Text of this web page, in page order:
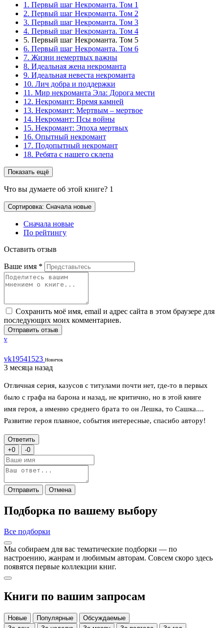
1. Первый шаг Некроманта. Том 1
2. Первый шаг Некроманта. Том 2
3. Первый шаг Некроманта. Том 3
4. Первый шаг Некроманта. Том 4
5. Первый шаг Некроманта. Том 5
6. Первый шаг Некроманта. Том 6
7. Жизни немертвых важны
8. Идеальная жена некроманта
9. Идеальная невеста некроманта
10. Лич добра и поддержки
11. Мир некроманта Эла: Дорога мести
12. Некромант: Время камней
13. Некромант: Мертвым – мертвое
14. Некромант: Псы войны
15. Некромант: Эпоха мертвых
16. Опытный некромант
17. Подопытный некромант
18. Ребята с нашего склепа
Показать ещё
Что вы думаете об этой книге? 1
Сортировка: Сначала новые
Сначала новые
По рейтингу
Оставить отзыв
Ваше имя *
Сохранить моё имя, email и адрес сайта в этом браузере для
последующих моих комментариев.
Отправить отзыв
v
vk19541523 Новичок
3 месяца назад
Отличная серия, казусов с титулами почти нет, где-то в первых
было с графа на барона и назад, не критично, но в этой книге
имя героя, а именно среднего брата то он Лешка, то Сашка....
Развитие героя плавное, события интересные, спасибо автору!
Ответить
+0 -0
Отправить Отмена
Подборка по вашему выбору
Все подборки
Мы собираем для вас тематические подборки — по
настроению, жанрам и любимым авторам. Совсем скоро здесь
появятся первые коллекции книг.
Книги по вашим запросам
Новые Популярные
Обсуждаемые